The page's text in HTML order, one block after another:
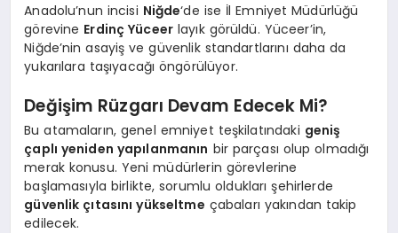
Anadolu’nun incisi Niğde‘de ise İl Emniyet Müdürlüğü
görevine Erdinç Yüceer layık görüldü. Yüceer’in,
Niğde’nin asayiş ve güvenlik standartlarını daha da
yukarılara taşıyacağı öngörülüyor.
Değişim Rüzgarı Devam Edecek Mi?
Bu atamaların, genel emniyet teşkilatındaki geniş
çaplı yeniden yapılanmanın bir parçası olup olmadığı
merak konusu. Yeni müdürlerin görevlerine
başlamasıyla birlikte, sorumlu oldukları şehirlerde
güvenlik çıtasını yükseltme çabaları yakından takip
edilecek.